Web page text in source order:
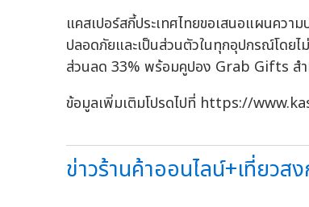
แคสเปอร์สกี้ประเทศไทยขอเสนอแผนควา
ปลอดภัยและเป็นส่วนตัวในทุกอุปกรณ์โดย
ส่วนลด 33% พร้อมคูปอง Grab Gifts สำ
ข้อมูลเพิ่มเติมโปรดไปที่ https://
ข่าวร้านค้าออนไลน์+เที่ยวส